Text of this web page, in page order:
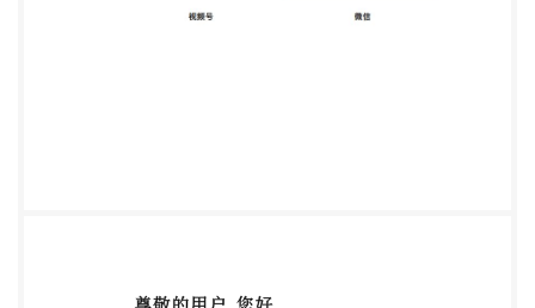
GB/T1767—79(88)和GB/T9276~-88。 本标准的附录